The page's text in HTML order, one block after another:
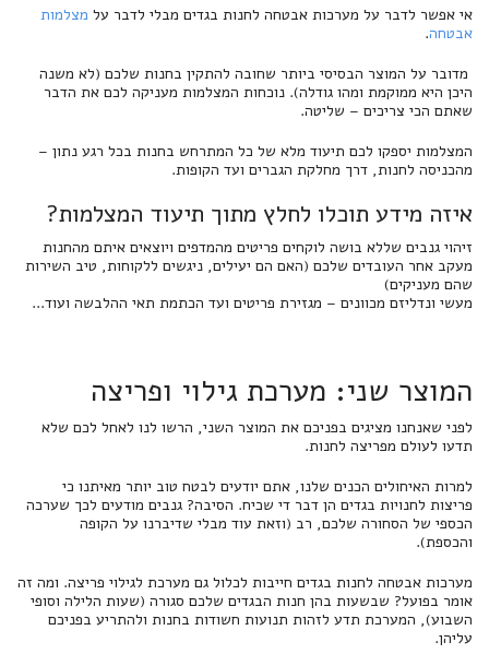
אי אפשר לדבר על מערכות אבטחה לחנות בגדים מבלי לדבר על מצלמות
אבטחה.
מדובר על המוצר הבסיסי ביותר שחובה להתקין בחנות שלכם (לא משנה
היכן היא ממוקמת ומהו גודלה). נוכחות המצלמות מעניקה לכם את הדבר
שאתם הכי צריכים – שליטה.
המצלמות יספקו לכם תיעוד מלא של כל המתרחש בחנות בכל רגע נתון –
מהכניסה לחנות, דרך מחלקת הגברים ועד הקופות.
איזה מידע תוכלו לחלץ מתוך תיעוד המצלמות?
זיהוי גנבים שללא בושה לוקחים פריטים מהמדפים ויוצאים איתם מהחנות
מעקב אחר העובדים שלכם (האם הם יעילים, ניגשים ללקוחות, טיב השירות
שהם מעניקים)
מעשי ונדליזם מכוונים – מגזירת פריטים ועד הכתמת תאי ההלבשה ועוד...
המוצר שני: מערכת גילוי ופריצה
לפני שאנחנו מציגים בפניכם את המוצר השני, הרשו לנו לאחל לכם שלא
תדעו לעולם מפריצה לחנות.
למרות האיחולים הכנים שלנו, אתם יודעים לבטח טוב יותר מאיתנו כי
פריצות לחנויות בגדים הן דבר די שכיח. הסיבה? גנבים מודעים לכך שערכה
הכספי של הסחורה שלכם, רב (וזאת עוד מבלי שדיברנו על הקופה
והכספת).
מערכות אבטחה לחנות בגדים חייבות לכלול גם מערכת לגילוי פריצה. ומה זה
אומר בפועל? שבשעות בהן חנות הבגדים שלכם סגורה (שעות הלילה וסופי
השבוע), המערכת תדע לזהות תנועות חשודות בחנות ולהתריע בפניכם
עליהן.